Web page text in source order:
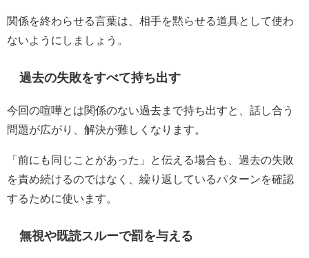
関係を終わらせる言葉は、相手を黙らせる道具として使わ
ないようにしましょう。
過去の失敗をすべて持ち出す
今回の喧嘩とは関係のない過去まで持ち出すと、話し合う
問題が広がり、解決が難しくなります。
「前にも同じことがあった」と伝える場合も、過去の失敗
を責め続けるのではなく、繰り返しているパターンを確認
するために使います。
無視や既読スルーで罰を与える